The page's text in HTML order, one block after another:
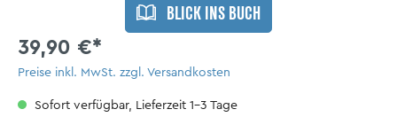
BLICK INS BUCH
39,90 €*
Preise inkl. MwSt. zzgl. Versandkosten
Sofort verfügbar, Lieferzeit 1-3 Tage